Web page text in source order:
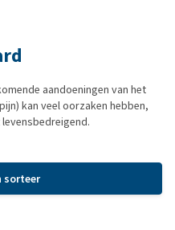
aandoeningen van het
kan veel oorzaken hebben,
sorteer